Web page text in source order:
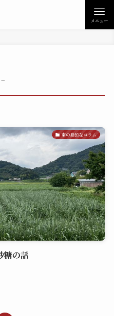
メニュー
南の島的なコラム
糖の話